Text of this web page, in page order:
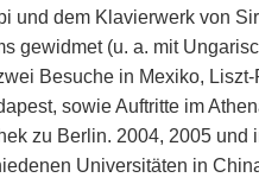
und dem Klavierwerk von
gewidmet (u. a. mit
Besuche in Mexiko,
sowie Auftritte im
zu Berlin. 2004, 2005 und
Universitäten in